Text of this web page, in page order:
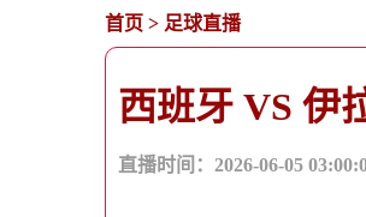
首页 > 足球直播
西班牙 VS 伊
直播时间：2026-06-05